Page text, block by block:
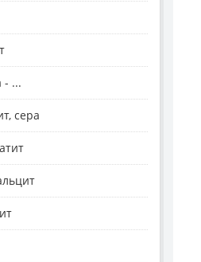
- ...
сера